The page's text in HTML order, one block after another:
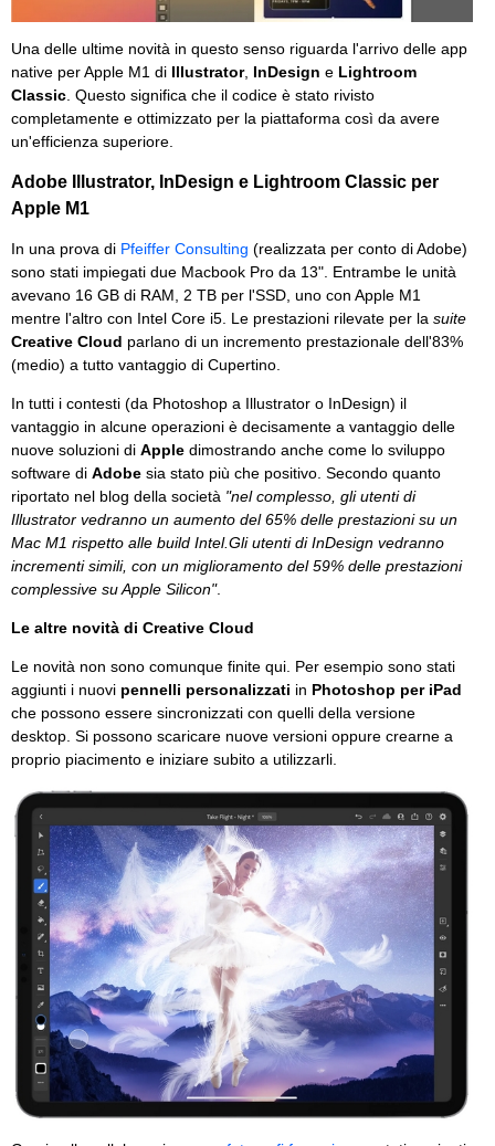
Una delle ultime novità in questo senso riguarda l'arrivo delle app
native per Apple M1 di Illustrator, InDesign e Lightroom
Classic. Questo significa che il codice è stato rivisto
completamente e ottimizzato per la piattaforma così da avere
un'efficienza superiore.
Adobe Illustrator, InDesign e Lightroom Classic per
Apple M1
In una prova di Pfeiffer Consulting (realizzata per conto di Adobe)
sono stati impiegati due Macbook Pro da 13". Entrambe le unità
avevano 16 GB di RAM, 2 TB per l'SSD, uno con Apple M1
mentre l'altro con Intel Core i5. Le prestazioni rilevate per la suite
Creative Cloud parlano di un incremento prestazionale dell'83%
(medio) a tutto vantaggio di Cupertino.
In tutti i contesti (da Photoshop a Illustrator o InDesign) il
vantaggio in alcune operazioni è decisamente a vantaggio delle
nuove soluzioni di Apple dimostrando anche come lo sviluppo
software di Adobe sia stato più che positivo. Secondo quanto
riportato nel blog della società "nel complesso, gli utenti di
Illustrator vedranno un aumento del 65% delle prestazioni su un
Mac M1 rispetto alle build Intel.Gli utenti di InDesign vedranno
incrementi simili, con un miglioramento del 59% delle prestazioni
complessive su Apple Silicon".
Le altre novità di Creative Cloud
Le novità non sono comunque finite qui. Per esempio sono stati
aggiunti i nuovi pennelli personalizzati in Photoshop per iPad
che possono essere sincronizzati con quelli della versione
desktop. Si possono scaricare nuove versioni oppure crearne a
proprio piacimento e iniziare subito a utilizzarli.